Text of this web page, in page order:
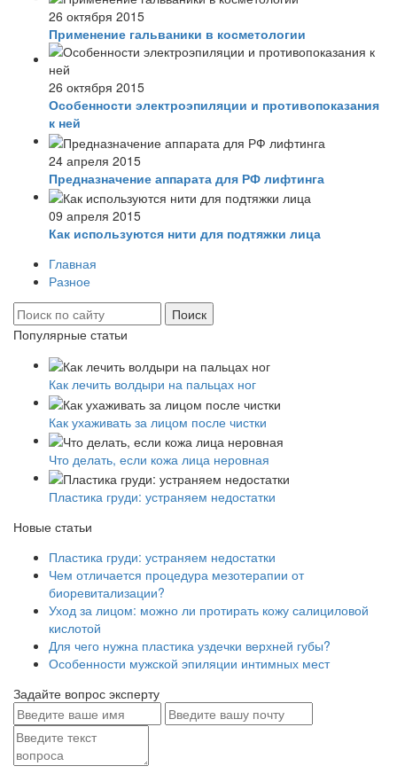
26 октября 2015
Применение гальваники в косметологии
26 октября 2015
Особенности электроэпиляции и противопоказания
к ней
24 апреля 2015
Предназначение аппарата для РФ лифтинга
09 апреля 2015
Как используются нити для подтяжки лица
Главная
Разное
Популярные статьи
Как лечить волдыри на пальцах ног
Как ухаживать за лицом после чистки
Что делать, если кожа лица неровная
Пластика груди: устраняем недостатки
Новые статьи
Пластика груди: устраняем недостатки
Чем отличается процедура мезотерапии от
биоревитализации?
Уход за лицом: можно ли протирать кожу салициловой
кислотой
Для чего нужна пластика уздечки верхней губы?
Особенности мужской эпиляции интимных мест
Задайте вопрос эксперту